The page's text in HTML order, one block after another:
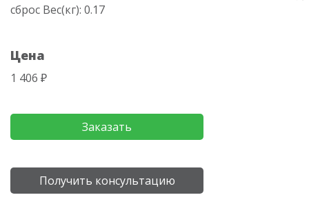
сброс Вес(кг): 0.17
Цена
1 406 ₽
Заказать
Получить консультацию